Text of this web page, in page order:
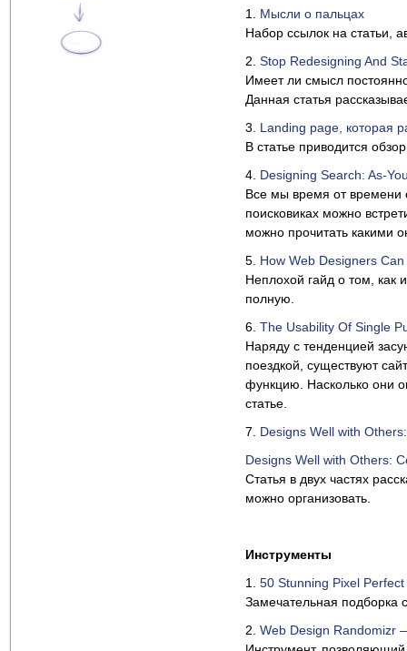
1. Мысли о пальцах
Набор ссылок на статьи,
2. Stop Redesigning And
Имеет ли смысл
Данная статья
3. Landing page, которая
В статье приводится
4. Designing Search: As-
Все мы время от времени
поисковиках можно
можно прочитать какими
5. How Web Designers
Неплохой гайд о том, как
полную.
6. The Usability Of Single
Наряду с тенденцией
поездкой, существуют
функцию. Насколько они
статье.
7. Designs Well with
Designs Well with Others:
Статья в двух частях
можно организовать.
Инструменты
1. 50 Stunning Pixel
Замечательная подборка
2. Web Design Randomizr